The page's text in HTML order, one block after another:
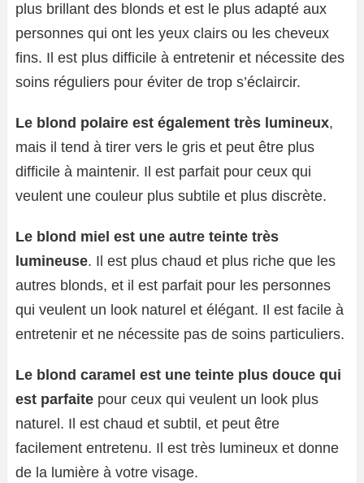
plus brillant des blonds et est le plus adapté aux
personnes qui ont les yeux clairs ou les cheveux
fins. Il est plus difficile à entretenir et nécessite des
soins réguliers pour éviter de trop s’éclaircir.
Le blond polaire est également très lumineux,
mais il tend à tirer vers le gris et peut être plus
difficile à maintenir. Il est parfait pour ceux qui
veulent une couleur plus subtile et plus discrète.
Le blond miel est une autre teinte très
lumineuse. Il est plus chaud et plus riche que les
autres blonds, et il est parfait pour les personnes
qui veulent un look naturel et élégant. Il est facile à
entretenir et ne nécessite pas de soins particuliers.
Le blond caramel est une teinte plus douce qui
est parfaite pour ceux qui veulent un look plus
naturel. Il est chaud et subtil, et peut être
facilement entretenu. Il est très lumineux et donne
de la lumière à votre visage.